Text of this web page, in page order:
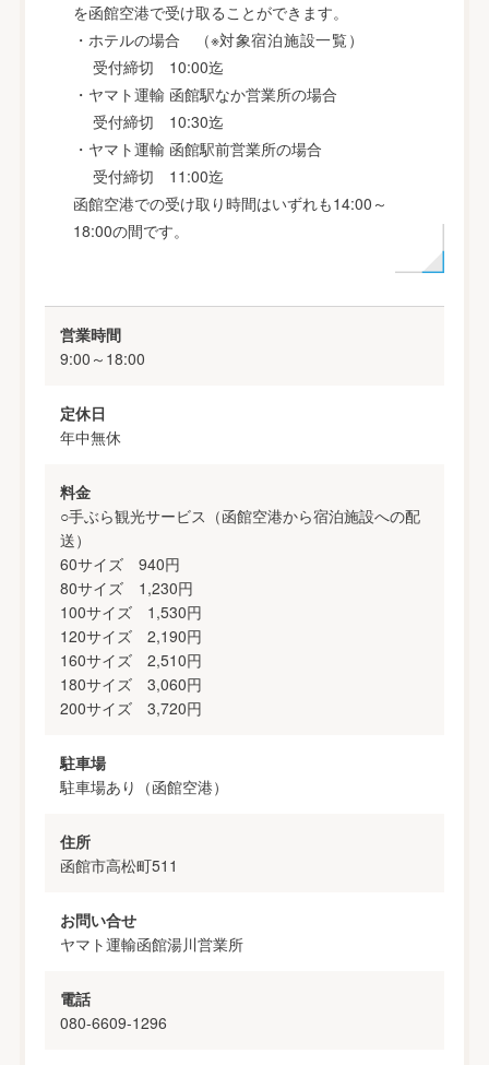
を函館空港で受け取ることができます。
・ホテルの場合 （※対象宿泊施設一覧）
受付締切 10:00迄
・ヤマト運輸 函館駅なか営業所の場合
受付締切 10:30迄
・ヤマト運輸 函館駅前営業所の場合
受付締切 11:00迄
函館空港での受け取り時間はいずれも14:00～
18:00の間です。
営業時間
9:00～18:00
定休日
年中無休
料金
○手ぶら観光サービス（函館空港から宿泊施設への配
送）
60サイズ 940円
80サイズ 1,230円
100サイズ 1,530円
120サイズ 2,190円
160サイズ 2,510円
180サイズ 3,060円
200サイズ 3,720円
駐車場
駐車場あり（函館空港）
住所
函館市高松町511
お問い合せ
ヤマト運輸函館湯川営業所
電話
080-6609-1296